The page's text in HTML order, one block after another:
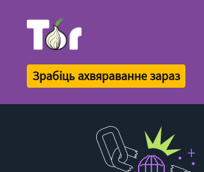
Зрабіць ахвяраванне зараз